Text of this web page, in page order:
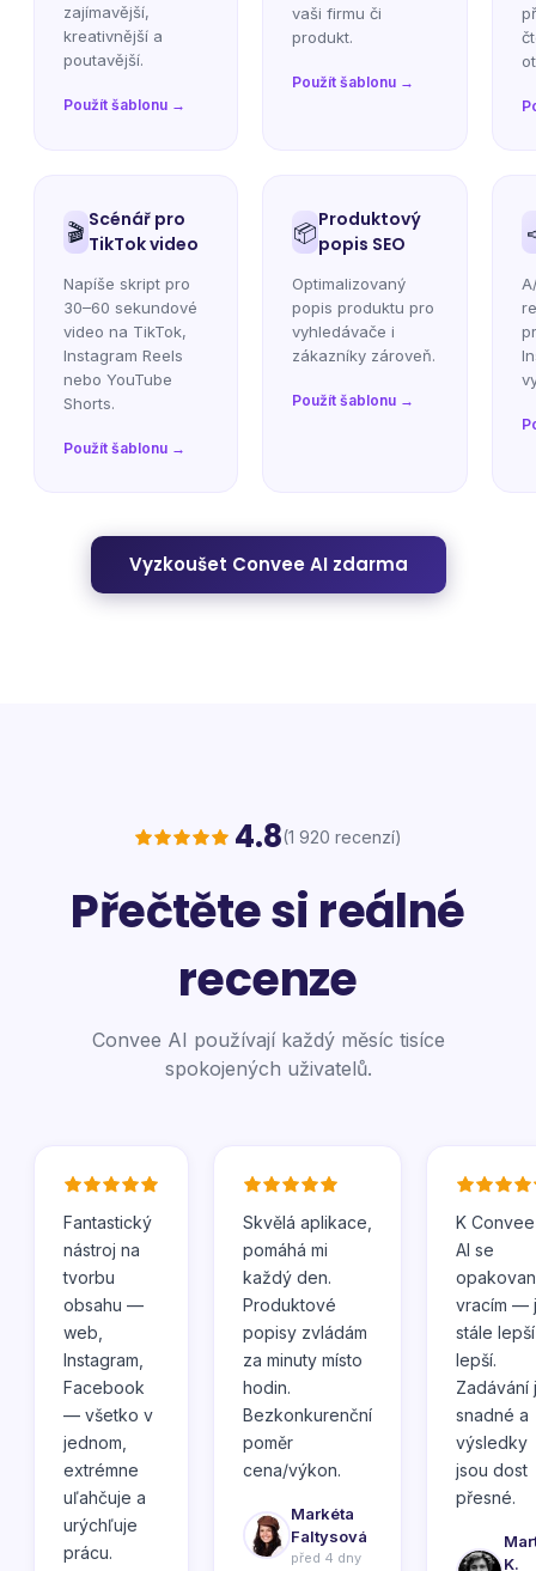
zajímavější,
kreativnější a
poutavější.
Použít šablonu →
vaši firmu či
produkt.
Použít šablonu →
🎬
Scénář pro
TikTok video
Napíše skript pro
30–60 sekundové
video na TikTok,
Instagram Reels
nebo YouTube
Shorts.
Použít šablonu →
📦
Produktový
popis SEO
Optimalizovaný
popis produktu pro
vyhledávače i
zákazníky zároveň.
Použít šablonu →
Vyzkoušet Convee AI zdarma
4.8(1 920 recenzí)
Přečtěte si reálné
recenze
Convee AI používají každý měsíc tisíce
spokojených uživatelů.
Fantastický
nástroj na
tvorbu
obsahu —
web,
Instagram,
Facebook
— všetko v
jednom,
extrémne
uľahčuje a
urýchľuje
prácu.
Skvělá aplikace,
pomáhá mi
každý den.
Produktové
popisy zvládám
za minuty místo
hodin.
Bezkonkurenční
poměr
cena/výkon.
Markéta
Faltysová
před 4 dny
K Convee
AI se
vracím —
stále
lepší.
Zadávání
snadné a
výsledky
jsou dost
přesné.
K.